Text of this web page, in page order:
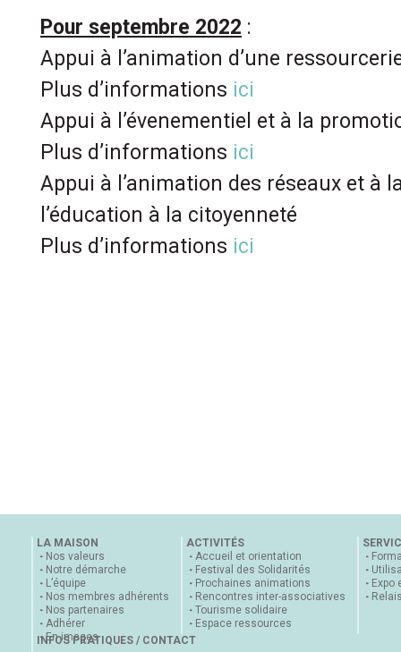
Pour septembre 2022 :
Appui à l’animation d’une
Plus d’informations ici
Appui à l’évenementiel et à la
Plus d’informations ici
Appui à l’animation des réseaux et à
l’éducation à la citoyenneté
Plus d’informations ici
LA MAISON
Nos valeurs
Notre démarche
L’équipe
Nos membres adhérents
Nos partenaires
Adhérer
En images
ACTIVITÉS
Accueil et orientation
Festival des Solidarités
Prochaines animations
Rencontres inter-associatives
Tourisme solidaire
Espace ressources
Expo
INFOS PRATIQUES / CONTACT